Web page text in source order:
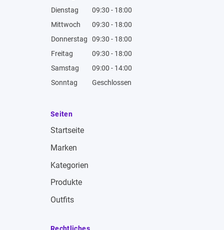
Dienstag
09:30 - 18:00
Mittwoch
09:30 - 18:00
Donnerstag
09:30 - 18:00
Freitag
09:30 - 18:00
Samstag
09:00 - 14:00
Sonntag
Geschlossen
Seiten
Startseite
Marken
Kategorien
Produkte
Outfits